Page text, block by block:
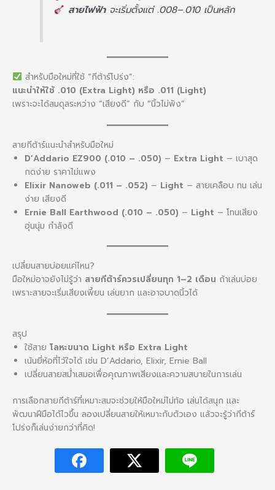
สายไฟฟ้าจะเริ่มตั้งแต่ .008–.010 เป็นหลัก
สำหรับมือใหม่ที่ใช้ “กีต้าร์โปร่ง”:
แนะนำให้ใช้ .010 (Extra Light) หรือ .011 (Light)
เพราะจะได้สมดุลระหว่าง “เสียงดี” กับ “นิ้วไม่พัง”
สายกีต้าร์แนะนำสำหรับมือใหม่
D’Addario EZ900 (.010 – .050) – Extra Light – เบาสุด
กดง่าย ราคาไม่แพง
Elixir Nanoweb (.011 – .052) – Light – สายเคลือบ ทน เล่น
ง่าย เสียงดี
Ernie Ball Earthwood (.010 – .050) – Light – โทนเสียง
อุ่นนุ่ม กำลังดี
เปลี่ยนสายบ่อยแค่ไหน?
มือใหม่อาจยังไม่รู้ว่า สายกีต้าร์ควรเปลี่ยนทุก 1–2 เดือน ถ้าเล่นบ่อย
เพราะสายจะเริ่มเสียงเพี้ยน เล่นยาก และอาจบาดนิ้วได้
สรุป
ใช้สาย โลหะขนาด Light หรือ Extra Light
เน้นยี่ห้อที่ไว้ใจได้ เช่น D’Addario, Elixir, Ernie Ball
เปลี่ยนสายสม่ำเสมอเพื่อคุณภาพเสียงและความสบายในการเล่น
การเลือกสายกีต้าร์ที่เหมาะสมจะช่วยให้มือใหม่ไม่ท้อ เล่นได้สนุก และ
พัฒนาฝีมือได้ไวขึ้น ลองเปลี่ยนสายให้เหมาะกับตัวเอง แล้วจะรู้ว่ากีต้าร์
โปร่งก็เล่นง่ายกว่าที่คิด!